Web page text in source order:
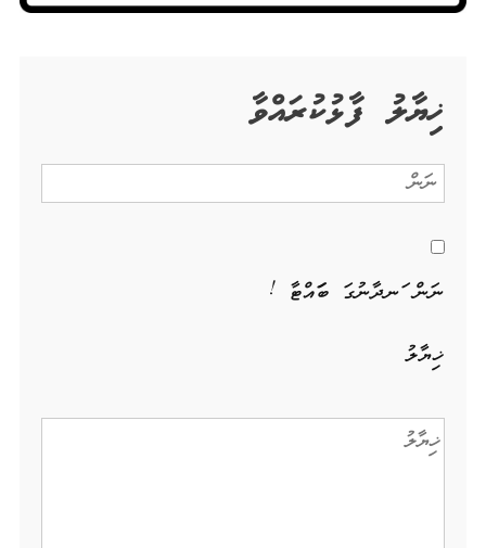
ޚިޔާލު ފާޅުކުރައްވާ
ނަން ހަނދާނުގަ ބަހައްޓާ !
ޚިޔާލު